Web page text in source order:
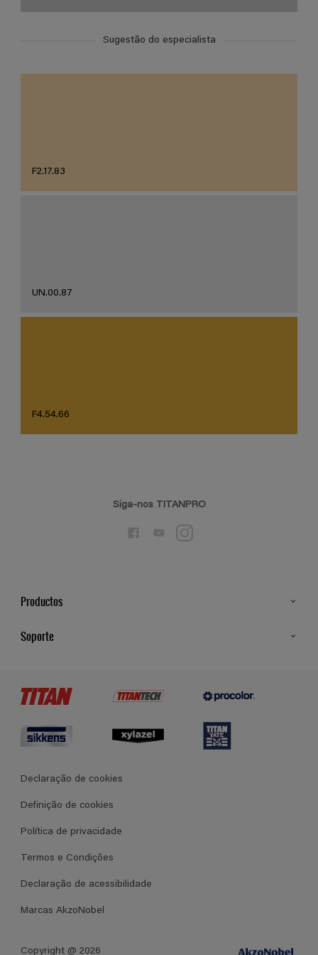
Sugestão do especialista
F2.17.83
UN.00.87
F4.54.66
Siga-nos TITANPRO
Productos
Soporte
Termos e Condições Gerais de Venda
Declaração de cookies
Definição de cookies
Política de privacidade
Termos e Condições
Declaração de acessibilidade
Marcas AkzoNobel
Copyright @ 2026